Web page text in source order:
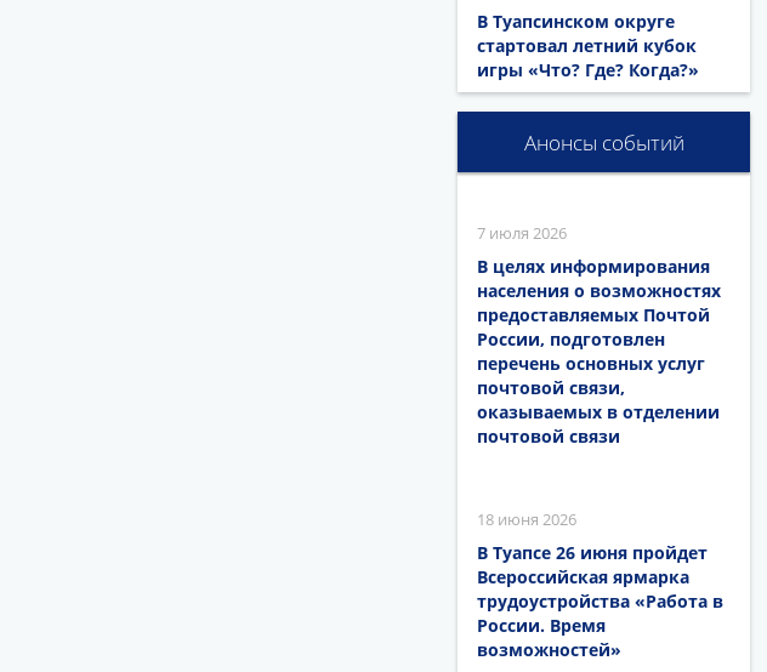
В Туапсинском округе
стартовал летний кубок
игры «Что? Где? Когда?»
Анонсы событий
7 июля 2026
В целях информирования
населения о возможностях
предоставляемых Почтой
России, подготовлен
перечень основных услуг
почтовой связи,
оказываемых в отделении
почтовой связи
18 июня 2026
В Туапсе 26 июня пройдет
Всероссийская ярмарка
трудоустройства «Работа в
России. Время
возможностей»